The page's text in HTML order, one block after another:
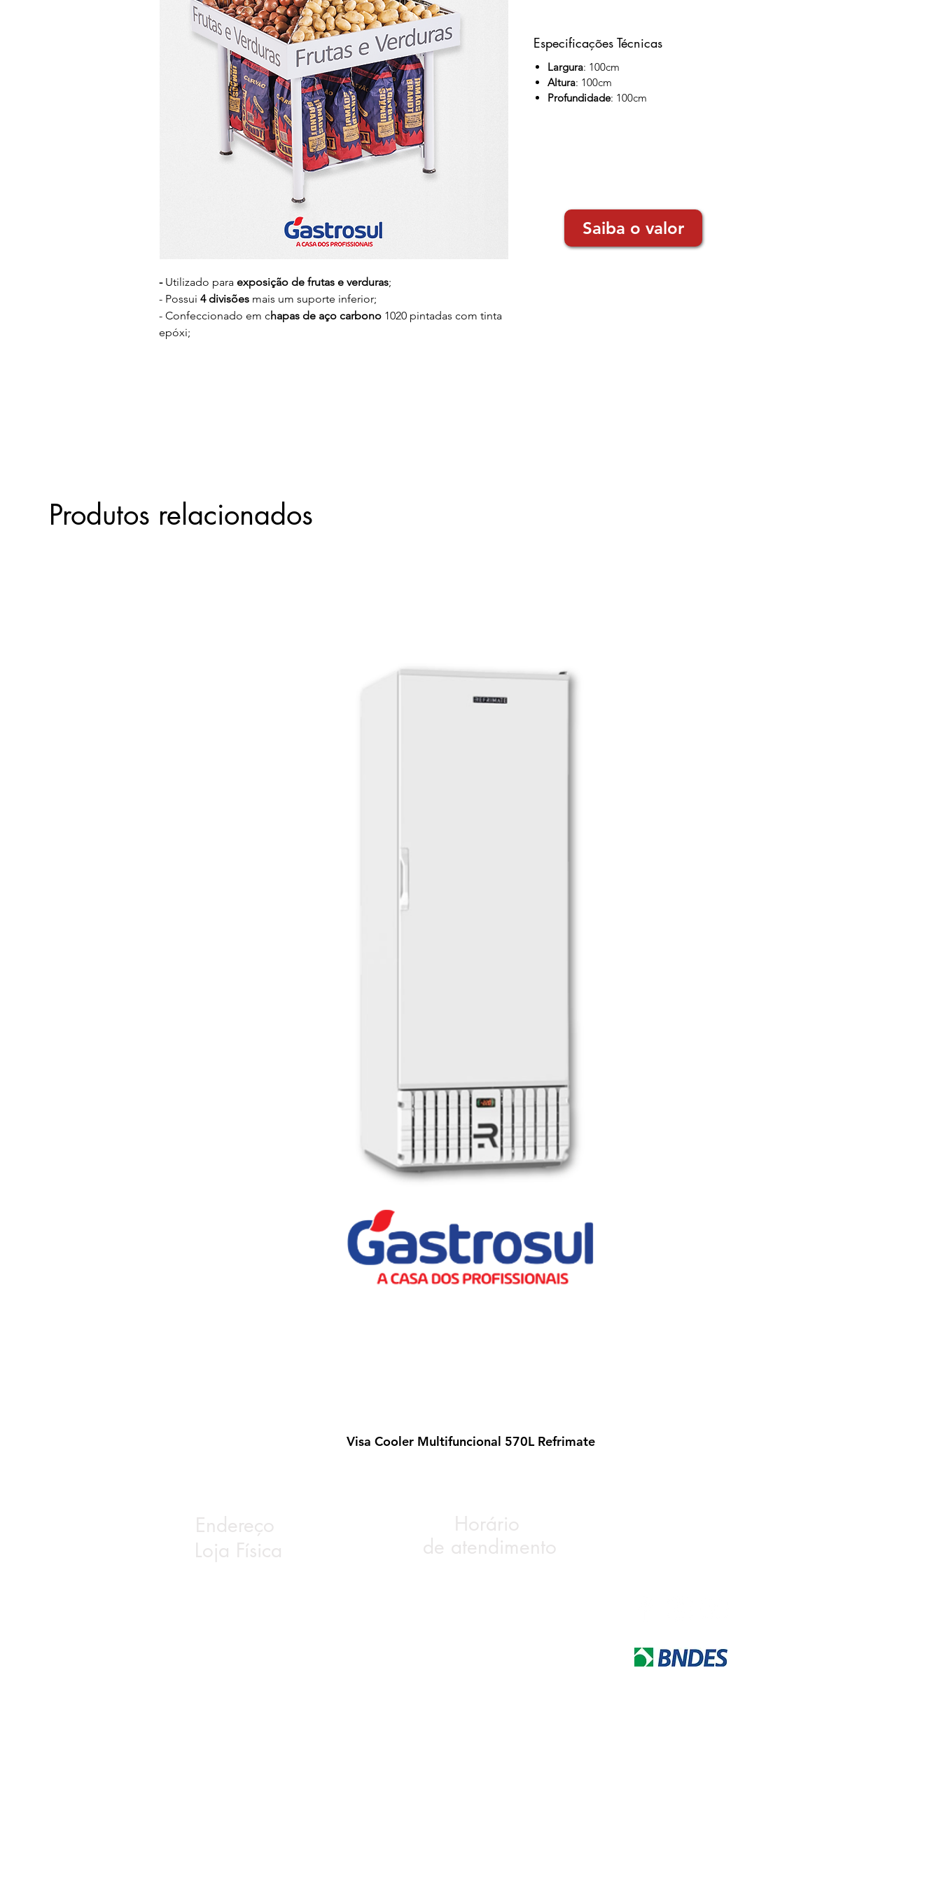
-Utilizado para exposição de frutas e verduras;
- Possui 4 divisões mais um suporte inferior;
- Confeccionado em chapas de aço carbono 1020 pintadas com tinta
epóxi;
Especificações Técnicas
Largura: 100cm
Altura: 100cm
Profundidade: 100cm
Saiba o valor
Produtos relacionados
Visualização rápida
Visa Cooler Multifuncional 570L Refrimate
Endereço
Loja Física
Horário
de atendimento